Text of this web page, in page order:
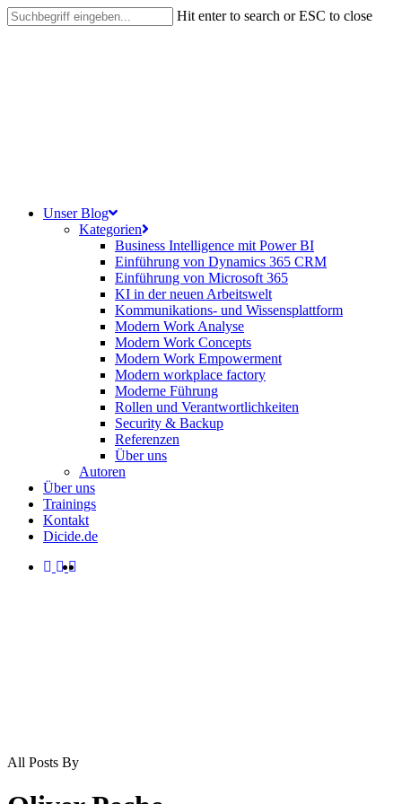
Skip
to
Hit enter to search or ESC to close
search
Menu
Unser Blog
Kategorien
Business Intelligence mit Power BI
Einführung von Dynamics 365 CRM
Einführung von Microsoft 365
KI in der neuen Arbeitswelt
Kommunikations- und Wissensplattform
Modern Work Analyse
Modern Work Concepts
Modern Work Empowerment
Modern workplace factory
Moderne Führung
Rollen und Verantwortlichkeiten
Security & Backup
Referenzen
Über uns
Autoren
Über uns
Trainings
Kontakt
Dicide.de
facebook
linkedin
instagram
All Posts By